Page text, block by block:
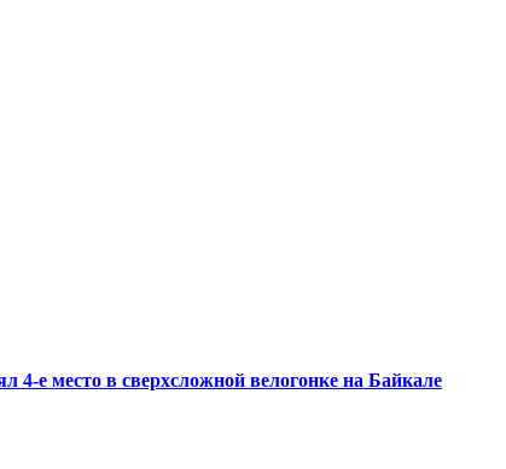
4-е место в сверхсложной велогонке на Байкале